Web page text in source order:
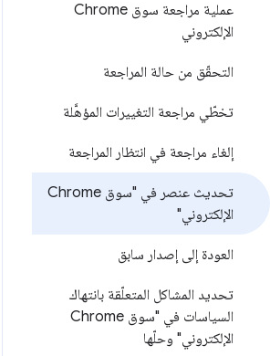
عملية مراجعة سوق Chrome
الإلكتروني
التحقّق من حالة المراجعة
تخطّي مراجعة التغييرات المؤهَّلة
إلغاء مراجعة في انتظار المراجعة
تحديث عنصر في "سوق Chrome
الإلكتروني"
العودة إلى إصدار سابق
تحديد المشاكل المتعلّقة بانتهاك
السياسات في "سوق Chrome
الإلكتروني" وحلّها